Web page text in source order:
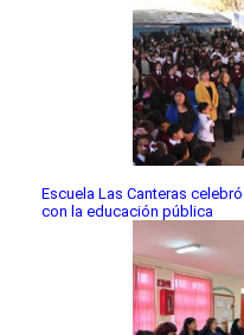
Escuela Las Canteras
con la educación pública